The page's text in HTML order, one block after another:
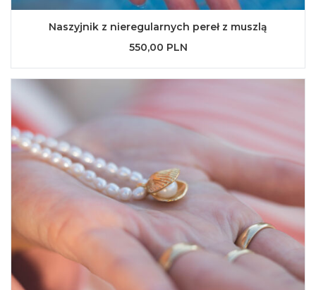
Naszyjnik z nieregularnych pereł z muszlą
550,00 PLN